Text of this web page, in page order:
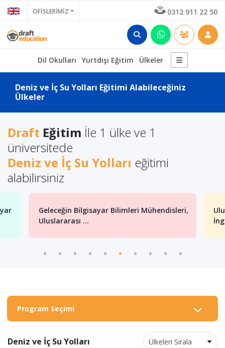
OFİSLERİMİZ 0312 911 22 50
Dil Okulları Yurtdışı Eğitim Ülkeler
Deniz ve İç Su Yolları Eğitimi Alabileceğiniz
Ülkeler
Draft Eğitim İle 1 ülke ve 1
üniversitede
Deniz ve İç Su Yolları eğitimi
alabilirsiniz
Geleceğin Bilgisayar Bilimleri Mühendisleri,
Uluslararası ...
Program Seçimi
Deniz ve İç Su Yolları